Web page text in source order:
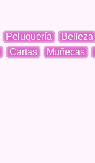
Peluquería Belleza
Cartas Muñecas